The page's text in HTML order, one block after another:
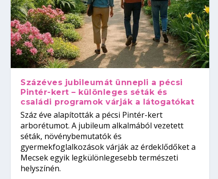
Százéves jubileumát ünnepli a pécsi
Pintér-kert – különleges séták és
családi programok várják a látogatókat
Száz éve alapították a pécsi Pintér-kert
arborétumot. A jubileum alkalmából vezetett
séták, növénybemutatók és
gyermekfoglalkozások várják az érdeklődőket a
Mecsek egyik legkülönlegesebb természeti
helyszínén.